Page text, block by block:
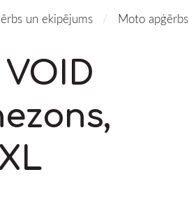
un ekipējums Moto apģērbs